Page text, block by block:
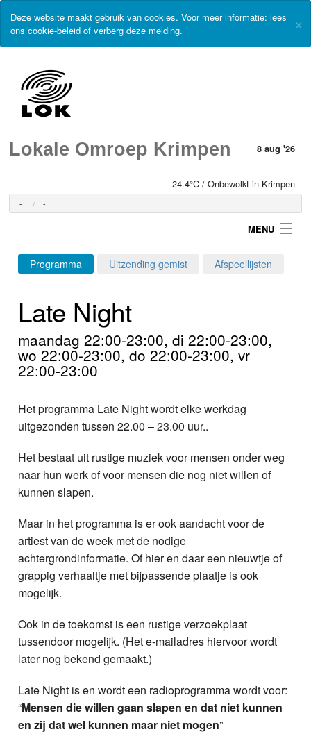
Deze website maakt gebruik van cookies. Voor meer informatie: lees
ons cookie-beleid of verberg deze melding. ×
Lokale Omroep Krimpen 8 aug '26
24.4°C / Onbewolkt in Krimpen
- -
MENU
Login
Home
Programma's
Nieuws
Foto's
Webcam
Info
Programma Uitzending gemist Afspeellijsten
Late Night
maandag 22:00-23:00, di 22:00-23:00,
wo 22:00-23:00, do 22:00-23:00, vr
22:00-23:00
Het programma Late Night wordt elke werkdag
uitgezonden tussen 22.00 – 23.00 uur..
Het bestaat uit rustige muziek voor mensen onder weg
naar hun werk of voor mensen die nog niet willen of
kunnen slapen.
Maar in het programma is er ook aandacht voor de
artiest van de week met de nodige
achtergrondinformatie. Of hier en daar een nieuwtje of
grappig verhaaltje met bijpassende plaatje is ook
mogelijk.
Ook in de toekomst is een rustige verzoekplaat
tussendoor mogelijk. (Het e-mailadres hiervoor wordt
later nog bekend gemaakt.)
Late Night is en wordt een radioprogramma wordt voor:
“Mensen die willen gaan slapen en dat niet kunnen
en zij dat wel kunnen maar niet mogen”